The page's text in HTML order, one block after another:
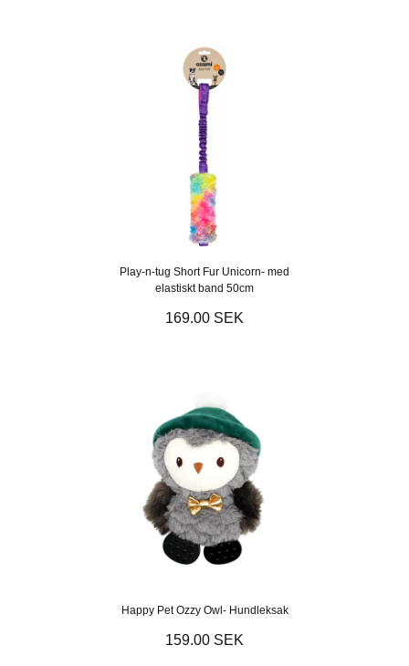
Play-n-tug Short Fur Unicorn- med
elastiskt band 50cm
169.00 SEK
Happy Pet Ozzy Owl- Hundleksak
159.00 SEK